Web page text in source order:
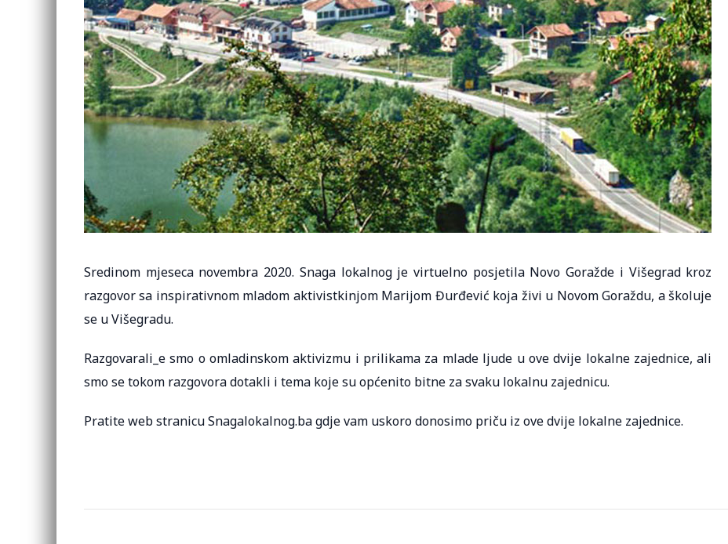
Sredinom mjeseca novembra 2020. Snaga lokalnog je virtuelno posjetila Novo Goražde i Višegrad kroz
razgovor sa inspirativnom mladom aktivistkinjom Marijom Đurđević koja živi u Novom Goraždu, a školuje
se u Višegradu.
Razgovarali_e smo o omladinskom aktivizmu i prilikama za mlade ljude u ove dvije lokalne zajednice, ali
smo se tokom razgovora dotakli i tema koje su općenito bitne za svaku lokalnu zajednicu.
Pratite web stranicu Snagalokalnog.ba gdje vam uskoro donosimo priču iz ove dvije lokalne zajednice.